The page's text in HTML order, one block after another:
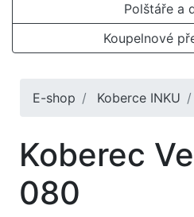
Polštáře a
Koupelnové
E-shop Koberce INKU
Koberec
080